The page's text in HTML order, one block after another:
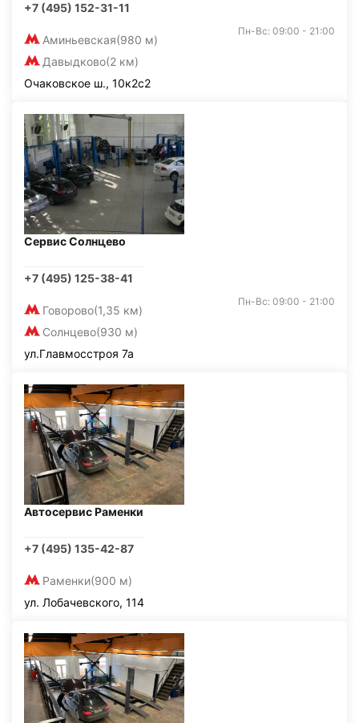
+7 (495) 152-31-11
Аминьевская(980 м)
Давыдково(2 км)
Пн-Вс: 09:00 - 21:00
Очаковское ш., 10к2с2
Сервис Солнцево
+7 (495) 125-38-41
Говорово(1,35 км)
Солнцево(930 м)
Пн-Вс: 09:00 - 21:00
ул.Главмосстроя 7а
Автосервис Раменки
+7 (495) 135-42-87
Раменки(900 м)
ул. Лобачевского, 114